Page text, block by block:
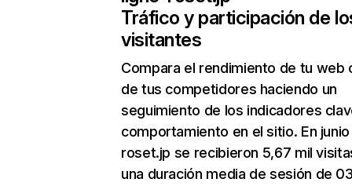
Tráfico y participación de
visitantes
Compara el rendimiento de tu web
de tus competidores haciendo un
seguimiento de los indicadores
comportamiento en el sitio. En
roset.jp se recibieron 5,67 mil
una duración media de sesión de